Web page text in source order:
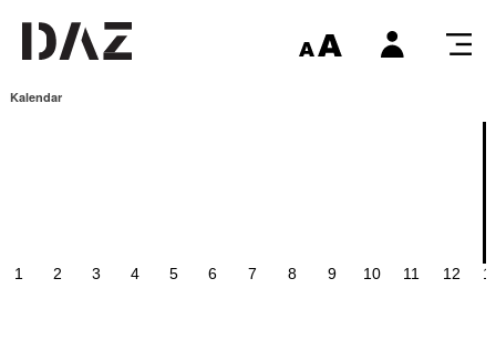
Kalendar
1 2 3 4 5 6 7 8 9 10 11 12